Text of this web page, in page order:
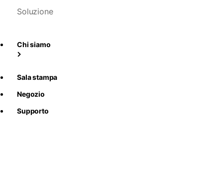
Soluzione
Chi siamo
Sala stampa
Negozio
Supporto